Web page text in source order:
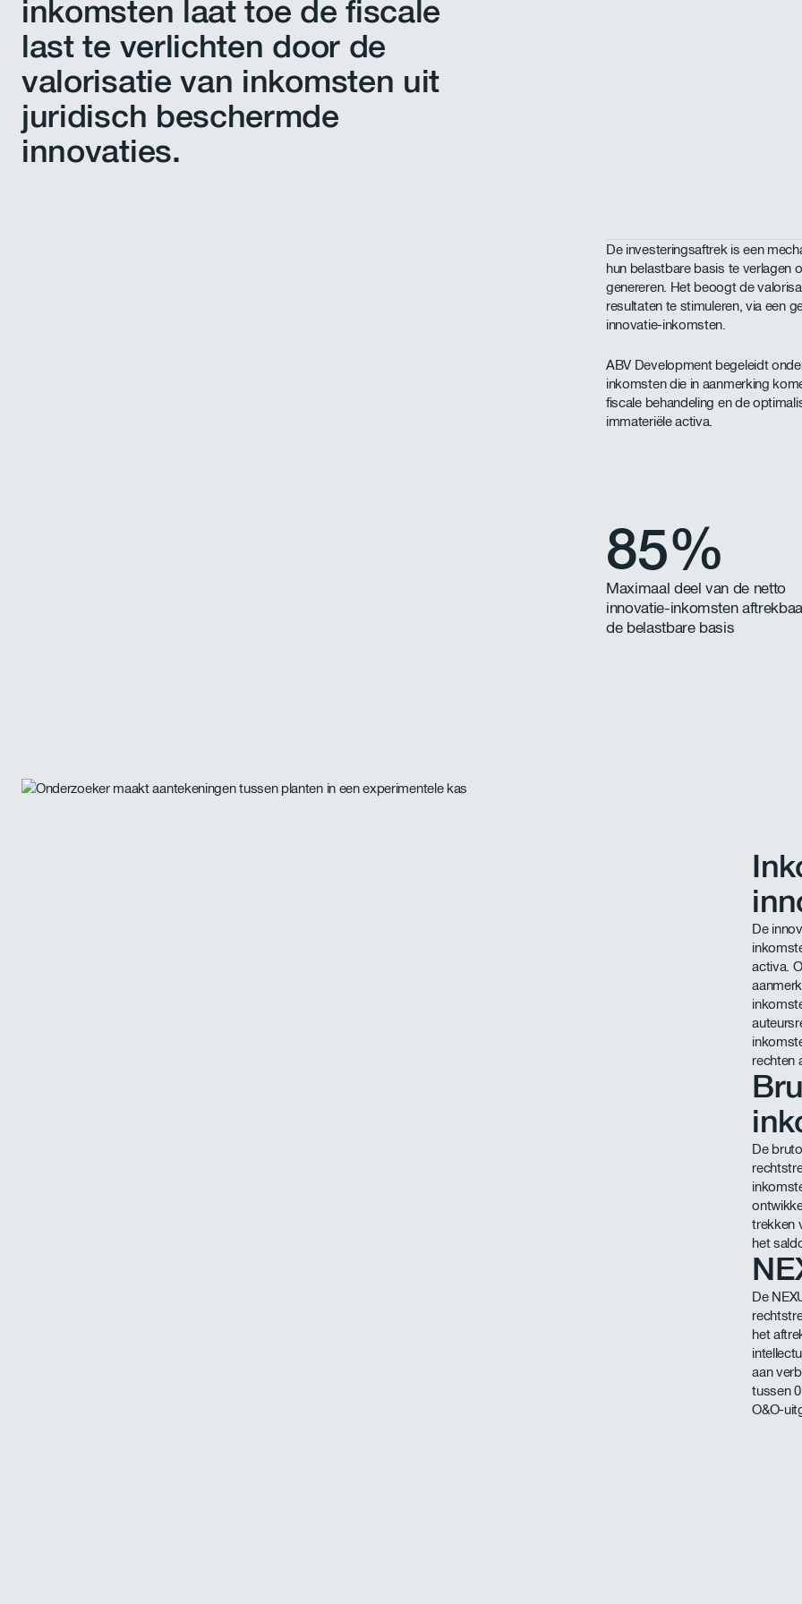
inkomsten laat toe de fiscale
last te verlichten door de
valorisatie van inkomsten uit
juridisch beschermde
innovaties.
De investeringsaftrek is een
hun belastbare basis te verlagen
genereren. Het beoogt de
resultaten te stimuleren, via een
innovatie-inkomsten.
ABV Development begeleidt
inkomsten die in aanmerking
fiscale behandeling en de
immateriële activa.
85%
Maximaal deel van de netto
innovatie-inkomsten
de belastbare basis
De
activa.
rechten
De
trekken
het
De
het
aan
tussen
O&O-